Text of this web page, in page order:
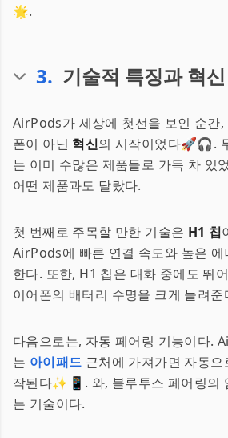
🌟.
3. 기술적 특징과 혁신
AirPods가 세상에 첫선을 보인 순간,
폰이 아닌 혁신의 시작이었다🚀🎧.
는 이미 수많은 제품들로 가득 차 있
어떤 제품과도 달랐다.
첫 번째로 주목할 만한 기술은 H1 칩
AirPods에 빠른 연결 속도와 높은 에
한다. 또한, H1 칩은 대화 중에도 뛰
이어폰의 배터리 수명을 크게 늘려
다음으로는, 자동 페어링 기능이다.
는 아이패드 근처에 가져가면 자동
작된다✨📱.와, 블루투스 페어링의
는 기술이다.